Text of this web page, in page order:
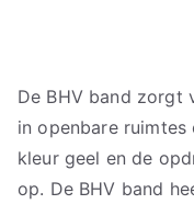
De BHV band zorgt
in openbare ruimtes
kleur geel en de
op. De BHV band